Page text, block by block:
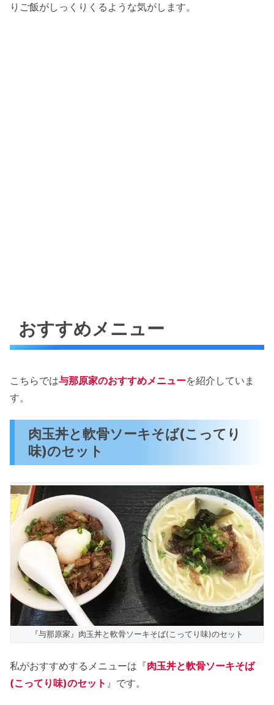
りご飯がしっくりくるような気がします。
おすすめメニュー
こちらでは与那原家のおすすめメニューを紹介していま
す。
肉玉丼と軟骨ソーキそば(こってり
味)のセット
『与那原家』肉玉丼と軟骨ソーキそば(こってり味)のセット
私がおすすめするメニューは『肉玉丼と軟骨ソーキそば
(こってり味)のセット 』です。